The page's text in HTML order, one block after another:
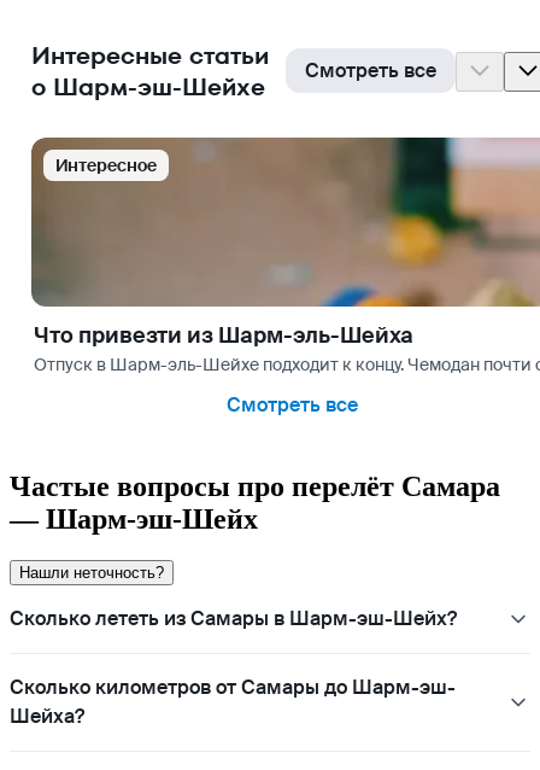
Интересные статьи
о Шарм-эш-Шейхе
Смотреть все
Интересное
Что привезти из Шарм-эль-Шейха
Отпуск в Шарм-эль-Шейхе подходит к концу. Чемодан почти
Смотреть все
Частые вопросы про перелёт Самара
— Шарм-эш-Шейх
Нашли неточность?
Сколько лететь из Самары в Шарм-эш-Шейх?
Сколько километров от Самары до Шарм-эш-
Шейха?